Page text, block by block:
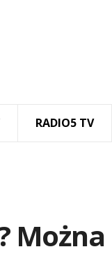
RADIO5 TV
Można